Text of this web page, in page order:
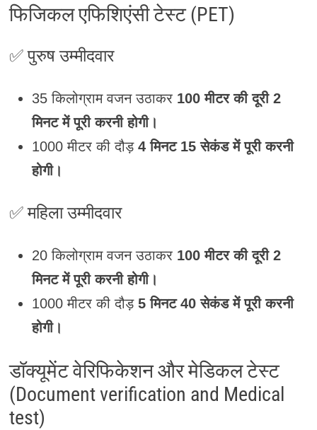
फिजिकल एफिशिएंसी टेस्ट (PET)
✅ पुरुष उम्मीदवार
35 किलोग्राम वजन उठाकर 100 मीटर की दूरी 2
मिनट में पूरी करनी होगी।
1000 मीटर की दौड़ 4 मिनट 15 सेकंड में पूरी करनी
होगी।
✅ महिला उम्मीदवार
20 किलोग्राम वजन उठाकर 100 मीटर की दूरी 2
मिनट में पूरी करनी होगी।
1000 मीटर की दौड़ 5 मिनट 40 सेकंड में पूरी करनी
होगी।
डॉक्यूमेंट वेरिफिकेशन और मेडिकल टेस्ट
(Document verification and Medical
test)